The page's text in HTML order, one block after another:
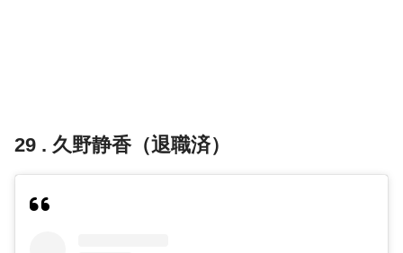
29 . 久野静香（退職済）